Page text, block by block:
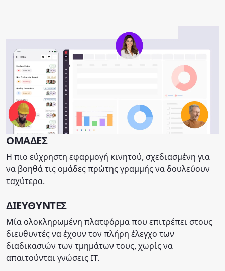
ΟΜΑΔΕΣ
Η πιο εύχρηστη εφαρμογή κινητού, σχεδιασμένη για
να βοηθά τις ομάδες πρώτης γραμμής να δουλεύουν
ταχύτερα.
ΔΙΕΥΘΥΝΤΕΣ
Μία ολοκληρωμένη πλατφόρμα που επιτρέπει στους
διευθυντές να έχουν τον πλήρη έλεγχο των
διαδικασιών των τμημάτων τους, χωρίς να
απαιτούνται γνώσεις IT.